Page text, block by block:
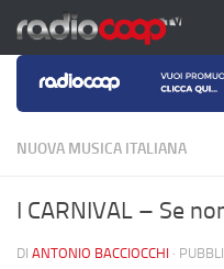
Salta al contenuto
NUOVA MUSICA ITALIANA
I CARNIVAL – Se
DI ANTONIO BACCIOCCHI ·